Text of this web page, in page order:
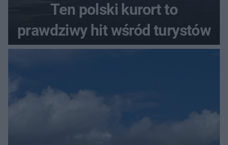
Ten polski kurort to
prawdziwy hit wśród turystów